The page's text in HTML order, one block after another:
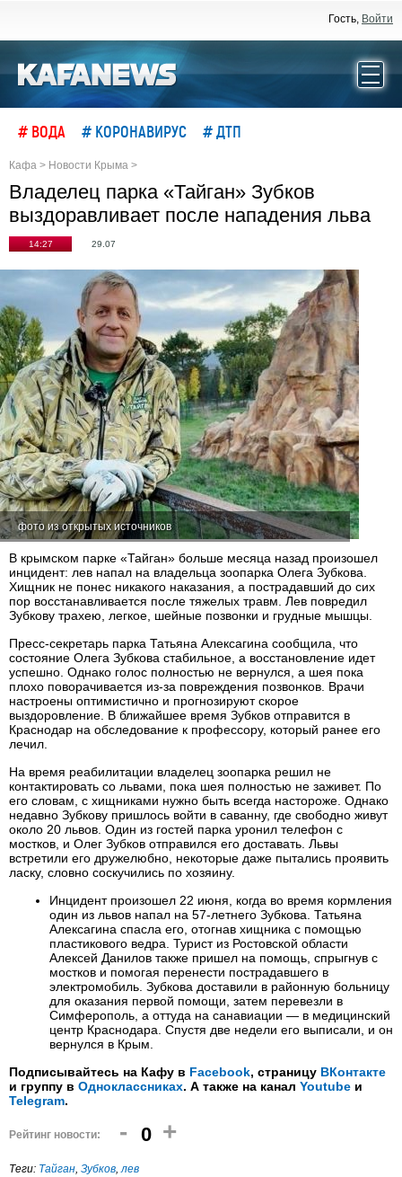
Гость, Войти
# ВОДА # КОРОНАВИРУС # ДТП
Кафа > Новости Крыма >
Владелец парка «Тайган» Зубков
выздоравливает после нападения льва
14:27 29.07
фото из открытых источников
В крымском парке «Тайган» больше месяца назад произошел
инцидент: лев напал на владельца зоопарка Олега Зубкова.
Хищник не понес никакого наказания, а пострадавший до сих
пор восстанавливается после тяжелых травм. Лев повредил
Зубкову трахею, легкое, шейные позвонки и грудные мышцы.
Пресс-секретарь парка Татьяна Алексагина сообщила, что
состояние Олега Зубкова стабильное, а восстановление идет
успешно. Однако голос полностью не вернулся, а шея пока
плохо поворачивается из-за повреждения позвонков. Врачи
настроены оптимистично и прогнозируют скорое
выздоровление. В ближайшее время Зубков отправится в
Краснодар на обследование к профессору, который ранее его
лечил.
На время реабилитации владелец зоопарка решил не
контактировать со львами, пока шея полностью не заживет. По
его словам, с хищниками нужно быть всегда настороже. Однако
недавно Зубкову пришлось войти в саванну, где свободно живут
около 20 львов. Один из гостей парка уронил телефон с
мостков, и Олег Зубков отправился его доставать. Львы
встретили его дружелюбно, некоторые даже пытались проявить
ласку, словно соскучились по хозяину.
Инцидент произошел 22 июня, когда во время кормления
один из львов напал на 57-летнего Зубкова. Татьяна
Алексагина спасла его, отогнав хищника с помощью
пластикового ведра. Турист из Ростовской области
Алексей Данилов также пришел на помощь, спрыгнув с
мостков и помогая перенести пострадавшего в
электромобиль. Зубкова доставили в районную больницу
для оказания первой помощи, затем перевезли в
Симферополь, а оттуда на санавиации — в медицинский
центр Краснодара. Спустя две недели его выписали, и он
вернулся в Крым.
Подписывайтесь на Кафу в Facebook, страницу ВКонтакте
и группу в Одноклассниках. А также на канал Youtube и
Telegram.
Рейтинг новости: - 0 +
Теги: Тайган, Зубков,лев